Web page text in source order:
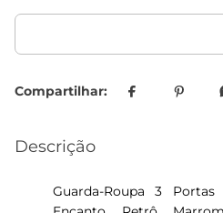
Descrição
Guarda-Roupa 3